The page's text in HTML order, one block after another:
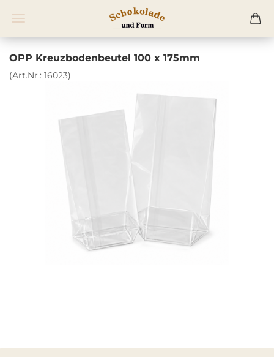
OPP Kreuzbodenbeutel 100 x 175mm
(Art.Nr.: 16023)